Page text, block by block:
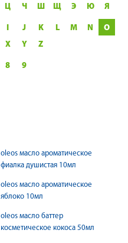
Ц Ч Ш Щ Э Ю Я
I J K L M N
O
X Y Z
8 9
oleos масло ароматическое
фиалка душистая 10мл
oleos масло ароматическое
яблоко 10мл
oleos масло баттер
косметическое кокоса 50мл